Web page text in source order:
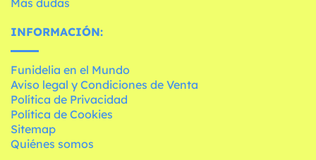
Más dudas
INFORMACIÓN:
Funidelia en el Mundo
Aviso legal y Condiciones de Venta
Política de Privacidad
Política de Cookies
Sitemap
Quiénes somos